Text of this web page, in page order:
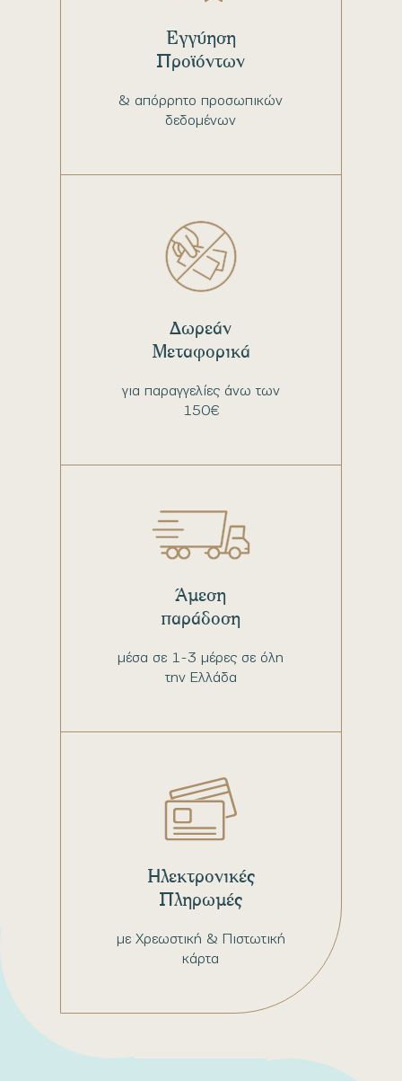
& απόρρητο προσωπικών
δεδομένων
Εγγύηση
Προϊόντων
για παραγγελίες άνω των
150€
Δωρεάν
Μεταφορικά
μέσα σε 1-3 μέρες σε όλη
την Ελλάδα
Άμεση
παράδοση
με Χρεωστική & Πιστωτική
κάρτα
Ηλεκτρονικές
Πληρωμές